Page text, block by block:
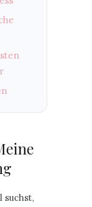
suchst,